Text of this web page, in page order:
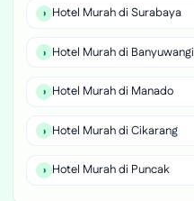
Hotel Murah di Surabaya
Hotel Murah di Banyuwangi
Hotel Murah di Manado
Hotel Murah di Cikarang
Hotel Murah di Puncak